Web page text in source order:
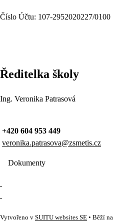
Číslo Účtu: 107-2952020227/0100
Ředitelka školy
Ing. Veronika Patrasová
+420 604 953 449
veronika.patrasova@zsmetis.cz
Dokumenty
Vytvořeno v SUITU websites SE • Běží na